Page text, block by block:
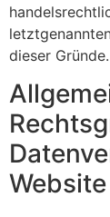
dieser Gründe.
Website